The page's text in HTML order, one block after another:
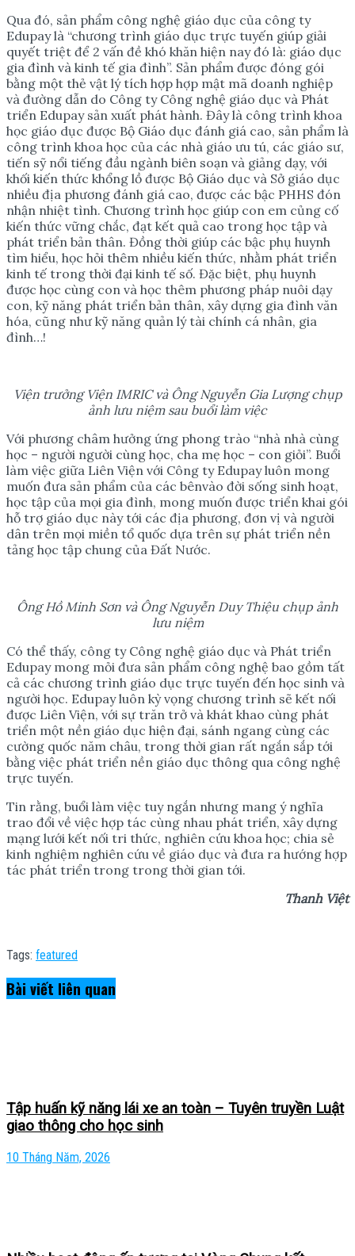
Qua đó, sản phẩm công nghệ giáo dục của công ty
Edupay là “chương trình giáo dục trực tuyến giúp giải
quyết triệt để 2 vấn đề khó khăn hiện nay đó là: giáo dục
gia đình và kinh tế gia đình”. Sản phẩm được đóng gói
bằng một thẻ vật lý tích hợp hợp mật mã doanh nghiệp
và đường dẫn do Công ty Công nghệ giáo dục và Phát
triển Edupay sản xuất phát hành. Đây là công trình khoa
học giáo dục được Bộ Giáo dục đánh giá cao, sản phẩm là
công trình khoa học của các nhà giáo ưu tú, các giáo sư,
tiến sỹ nổi tiếng đầu ngành biên soạn và giảng dạy, với
khối kiến thức khổng lồ được Bộ Giáo dục và Sở giáo dục
nhiều địa phương đánh giá cao, được các bậc PHHS đón
nhận nhiệt tình. Chương trình học giúp con em củng cố
kiến thức vững chắc, đạt kết quả cao trong học tập và
phát triển bản thân. Đồng thời giúp các bậc phụ huynh
tìm hiểu, học hỏi thêm nhiều kiến thức, nhằm phát triển
kinh tế trong thời đại kinh tế số. Đặc biệt, phụ huynh
được học cùng con và học thêm phương pháp nuôi dạy
con, kỹ năng phát triển bản thân, xây dựng gia đình văn
hóa, cũng như kỹ năng quản lý tài chính cá nhân, gia
đình…!
Viện trưởng Viện IMRIC và ÔngNguyễn Gia Lượng chụp
ảnh lưu niệm sau buổi làm việc
Với phương châm hưởng ứng phong trào “nhà nhà cùng
học – người người cùng học, cha mẹ học – con giỏi”. Buổi
làm việc giữa Liên Viện với Công ty Edupay luôn mong
muốn đưa sản phẩm của các bênvào đời sống sinh hoạt,
học tập của mọi gia đình, mong muốn được triển khai gói
hỗ trợ giáo dục này tới các địa phương, đơn vị và người
dân trên mọi miền tổ quốc dựa trên sự phát triển nền
tảng học tập chung của Đất Nước.
Ông Hồ Minh Sơn và ÔngNguyễn Duy Thiệu chụp ảnh
lưu niệm
Có thể thấy, công ty Công nghệ giáo dục và Phát triển
Edupay mong mỏi đưa sản phẩm công nghệ bao gồm tất
cả các chương trình giáo dục trực tuyến đến học sinh và
người học. Edupay luôn kỳ vọng chương trình sẽ kết nối
được Liên Viện, với sự trăn trở và khát khao cùng phát
triển một nền giáo dục hiện đại, sánh ngang cùng các
cường quốc năm châu, trong thời gian rất ngắn sắp tới
bằng việc phát triển nền giáo dục thông qua công nghệ
trực tuyến.
Tin rằng, buổi làm việc tuy ngắn nhưng mang ý nghĩa
trao đổi về việc hợp tác cùng nhau phát triển, xây dựng
mạng lưới kết nối tri thức, nghiên cứu khoa học; chia sẻ
kinh nghiệm nghiên cứu về giáo dục và đưa ra hướng hợp
tác phát triển trong trong thời gian tới.
Thanh Việt
Tags: featured
Bài viết liên quan
Tập huấn kỹ năng lái xe an toàn – Tuyên truyền Luật
giao thông cho học sinh
10 Tháng Năm, 2026